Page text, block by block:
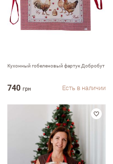
Кухонный гобеленовый фартук Добробут
740 грн Есть в наличии